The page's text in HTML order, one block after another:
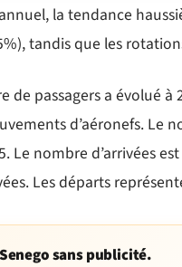
la tendance
tandis que les
de passagers a évolué
d’aéronefs. Le
Le nombre d’arrivées
Les départs
sans publicité.